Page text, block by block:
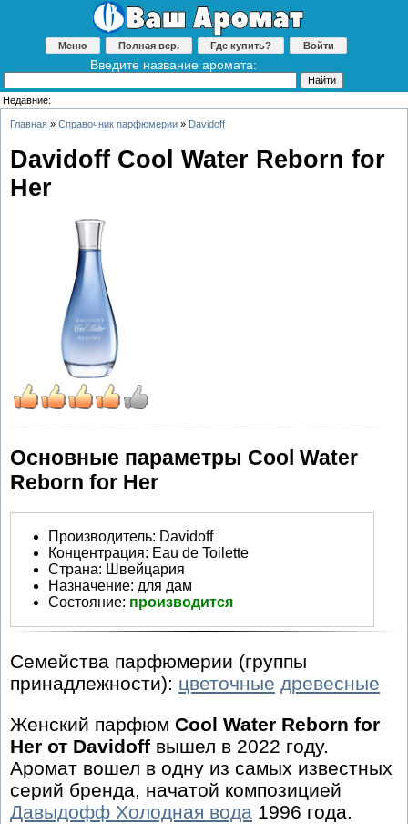
Меню Полная вер. Где купить? Войти
Введите название аромата:
Недавние:
Главная » Справочник парфюмерии » Davidoff
Davidoff Cool Water Reborn for
Her
Основные параметры Cool Water
Reborn for Her
Производитель: Davidoff
Концентрация: Eau de Toilette
Страна: Швейцария
Назначение: для дам
Состояние: производится
Семейства парфюмерии (группы
принадлежности): цветочные древесные
Женский парфюм Cool Water Reborn for
Her от Davidoff вышел в 2022 году.
Аромат вошел в одну из самых известных
серий бренда, начатой композицией
Давыдофф Холодная вода 1996 года.